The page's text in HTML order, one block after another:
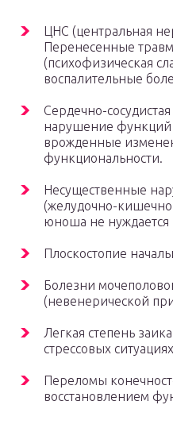
ЦНС (центральная
Перенесенные
(психофизическая
воспалительные
Сердечно-
нарушение функций
врожденные
функциональности.
Несущественные
(желудочно-
юноша не нуждается
Плоскостопие
Болезни
(невенерической
Легкая степень
стрессовых
Переломы
восстановлением